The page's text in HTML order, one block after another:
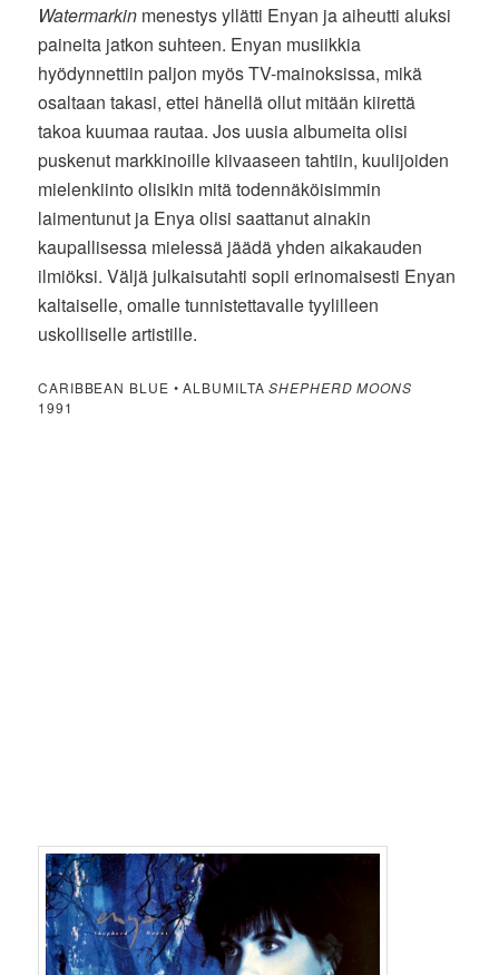
Watermarkin menestys yllätti Enyan ja aiheutti aluksi
paineita jatkon suhteen. Enyan musiikkia
hyödynnettiin paljon myös TV-mainoksissa, mikä
osaltaan takasi, ettei hänellä ollut mitään kiirettä
takoa kuumaa rautaa. Jos uusia albumeita olisi
puskenut markkinoille kiivaaseen tahtiin, kuulijoiden
mielenkiinto olisikin mitä todennäköisimmin
laimentunut ja Enya olisi saattanut ainakin
kaupallisessa mielessä jäädä yhden aikakauden
ilmiöksi. Väljä julkaisutahti sopii erinomaisesti Enyan
kaltaiselle, omalle tunnistettavalle tyylilleen
uskolliselle artistille.
CARIBBEAN BLUE • ALBUMILTASHEPHERD MOONS
1991